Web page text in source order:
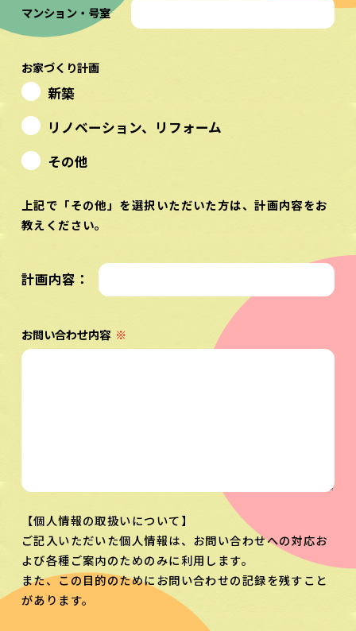
マンション・号室
お家づくり計画
新築
リノベーション、リフォーム
その他
上記で「その他」を選択いただいた方は、計画内容をお
教えください。
計画内容：
お問い合わせ内容 ※
【個人情報の取扱いについて】
ご記入いただいた個人情報は、お問い合わせへの対応お
よび各種ご案内のためのみに利用します。
また、この目的のためにお問い合わせの記録を残すこと
があります。